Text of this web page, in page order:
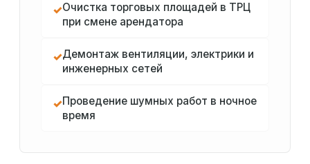
✓Очистка торговых площадей в ТРЦ
при смене арендатора
✓Демонтаж вентиляции, электрики и
инженерных сетей
✓Проведение шумных работ в ночное
время